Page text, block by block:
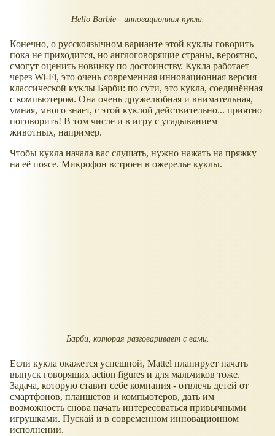
Hello Barbie - инновационная кукла.
Конечно, о русскоязычном варианте этой куклы говорить
пока не приходится, но англоговорящие страны, вероятно,
смогут оценить новинку по достоинству. Кукла работает
через Wi-Fi, это очень современная инновационная версия
классической куклы Барби: по сути, это кукла, соединённая
с компьютером. Она очень дружелюбная и внимательная,
умная, много знает, с этой куклой действительно... приятно
поговорить! В том числе и в игру с угадыванием
животных, например.
Чтобы кукла начала вас слушать, нужно нажать на пряжку
на её поясе. Микрофон встроен в ожерелье куклы.
Барби, которая разговаривает с вами.
Если кукла окажется успешной, Mattel планирует начать
выпуск говорящих action figures и для мальчиков тоже.
Задача, которую ставит себе компания - отвлечь детей от
смартфонов, планшетов и компьютеров, дать им
возможность снова начать интересоваться привычными
игрушками. Пускай и в современном инновационном
исполнении.